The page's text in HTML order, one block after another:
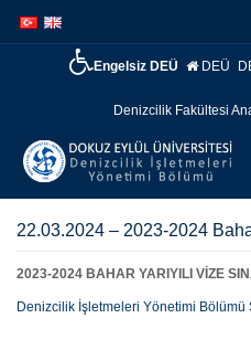
Engelsiz DEÜ DEÜ
Denizcilik Fakültesi
22.03.2024 – 2023-2024
2023-2024 BAHAR YARIYILI VİZE
Denizcilik İşletmeleri Yönetimi Bölümü